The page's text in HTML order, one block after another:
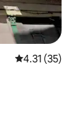
平均评分
4.31 (35)